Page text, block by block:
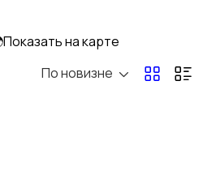
Материалы для
на карте
По новизне